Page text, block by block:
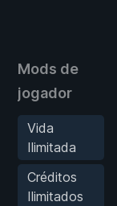
Mods de
jogador
Vida
Ilimitada
Créditos
Ilimitados